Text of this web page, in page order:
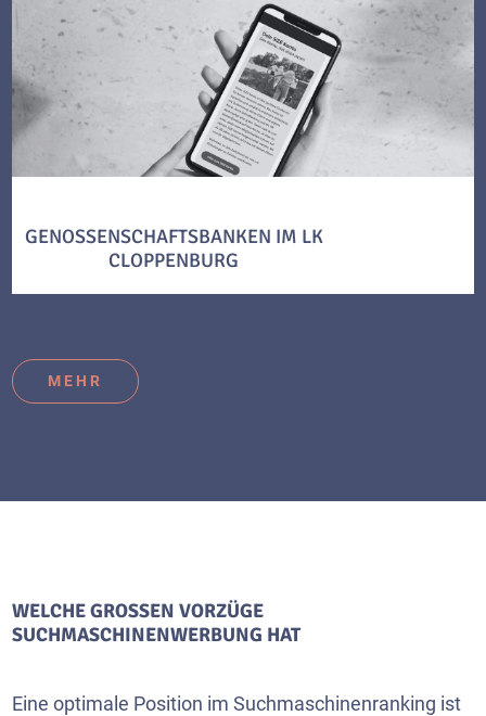
GENOSSENSCHAFTSBANKEN IM LK
CLOPPENBURG
MEHR
WELCHE GROSSEN VORZÜGE S
UCHMASCHINENWERBUNG HAT
Eine optimale Position im Suchmaschinenranking ist